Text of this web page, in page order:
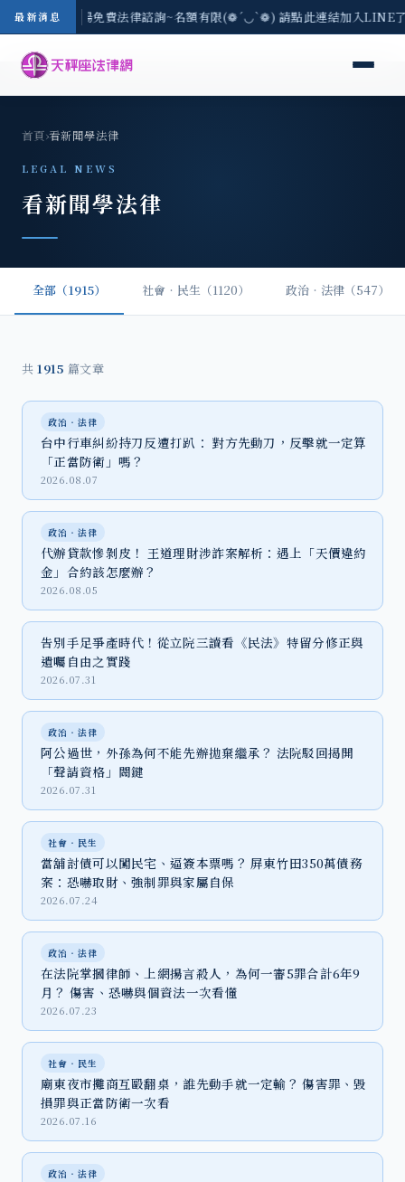
最新消息
區-8/3(一) 現場免費法律諮詢~名額有限(❁´◡`❁) 請點此連結加入
首頁›看新聞學法律
LEGAL NEWS
看新聞學法律
全部（1915） 社會‧民生（1120） 政治‧法律（547）
共 1915 篇文章
政治‧法律
台中行車糾紛持刀反遭打趴： 對方先動刀，反擊就一定算
「正當防衛」嗎？
2026.08.07
政治‧法律
代辦貸款慘剝皮！ 王道理財涉詐案解析：遇上「天價違約
金」合約該怎麼辦？
2026.08.05
告別手足爭產時代！從立院三讀看《民法》特留分修正與
遺囑自由之實踐
2026.07.31
政治‧法律
阿公過世，外孫為何不能先辦拋棄繼承？ 法院駁回揭開
「聲請資格」關鍵
2026.07.31
社會‧民生
當舖討債可以闖民宅、逼簽本票嗎？ 屏東竹田350萬債務
案：恐嚇取財、強制罪與家屬自保
2026.07.24
政治‧法律
在法院掌摑律師、上網揚言殺人，為何一審5罪合計6年9
月？ 傷害、恐嚇與個資法一次看懂
2026.07.23
社會‧民生
廟東夜市攤商互毆翻桌，誰先動手就一定輸？ 傷害罪、毀
損罪與正當防衛一次看
2026.07.16
政治‧法律